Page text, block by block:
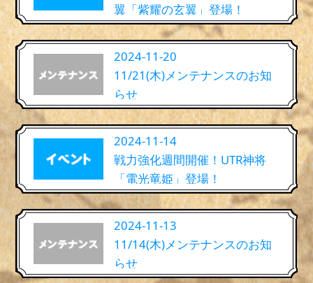
翼「紫耀の玄翼」登場！
2024-11-20
11/21(木)メンテナンスのお知
らせ
2024-11-14
戦力強化週間開催！UTR神将
「電光竜姫」登場！
2024-11-13
11/14(木)メンテナンスのお知
らせ